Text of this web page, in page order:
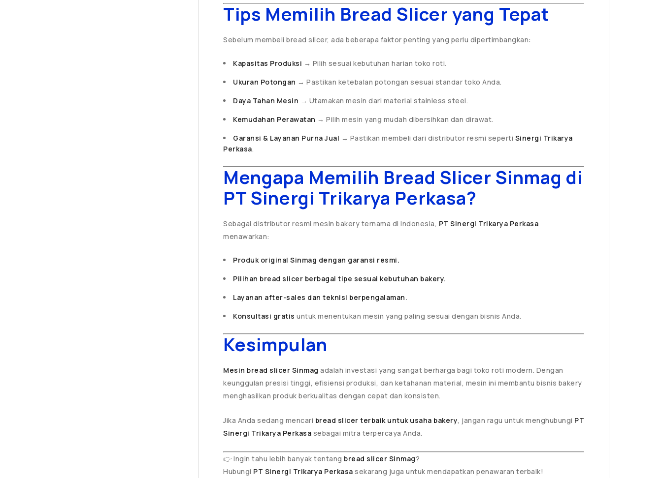
Tips Memilih Bread Slicer yang Tepat
Sebelum membeli bread slicer, ada beberapa faktor penting yang perlu dipertimbangkan:
Kapasitas Produksi → Pilih sesuai kebutuhan harian toko roti.
Ukuran Potongan → Pastikan ketebalan potongan sesuai standar toko Anda.
Daya Tahan Mesin → Utamakan mesin dari material stainless steel.
Kemudahan Perawatan → Pilih mesin yang mudah dibersihkan dan dirawat.
Garansi & Layanan Purna Jual → Pastikan membeli dari distributor resmi seperti Sinergi Trikarya
Perkasa.
Mengapa Memilih Bread Slicer Sinmag di
PT Sinergi Trikarya Perkasa?
Sebagai distributor resmi mesin bakery ternama di Indonesia, PT Sinergi Trikarya Perkasa
menawarkan:
Produk original Sinmag dengan garansi resmi.
Pilihan bread slicer berbagai tipe sesuai kebutuhan bakery.
Layanan after-sales dan teknisi berpengalaman.
Konsultasi gratis untuk menentukan mesin yang paling sesuai dengan bisnis Anda.
Kesimpulan
Mesin bread slicer Sinmag adalah investasi yang sangat berharga bagi toko roti modern. Dengan
keunggulan presisi tinggi, efisiensi produksi, dan ketahanan material, mesin ini membantu bisnis bakery
menghasilkan produk berkualitas dengan cepat dan konsisten.
Jika Anda sedang mencari bread slicer terbaik untuk usaha bakery, jangan ragu untuk menghubungi PT
Sinergi Trikarya Perkasa sebagai mitra terpercaya Anda.
👉 Ingin tahu lebih banyak tentang bread slicer Sinmag?
Hubungi PT Sinergi Trikarya Perkasa sekarang juga untuk mendapatkan penawaran terbaik!